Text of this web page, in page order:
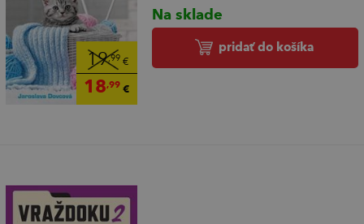
19,99 €
18,99€
Na sklade
pridať do košíka